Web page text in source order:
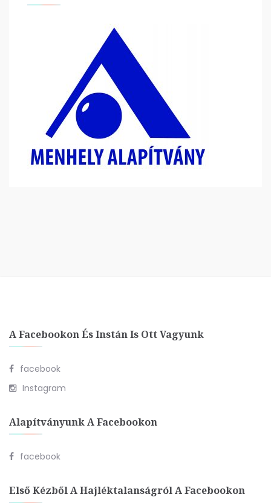
A Facebookon És Instán Is Ott Vagyunk
facebook
Instagram
Alapítványunk A Facebookon
facebook
Első Kézből A Hajléktalanságról A Facebookon